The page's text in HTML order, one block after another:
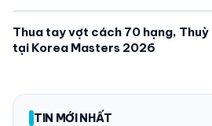
Thua tay vợt cách 70 hạng, Thuỳ
tại Korea Masters 2026
TIN MỚI NHẤT